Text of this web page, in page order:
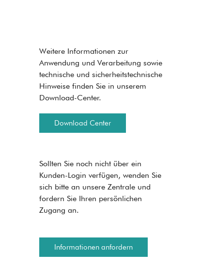
Weitere Informationen zur
Anwendung und Verarbeitung sowie
technische und sicherheitstechnische
Hinweise finden Sie in unserem
Download-Center.
Download Center
Sollten Sie noch nicht über ein
Kunden-Login verfügen, wenden Sie
sich bitte an unsere Zentrale und
fordern Sie Ihren persönlichen
Zugang an.
Informationen anfordern